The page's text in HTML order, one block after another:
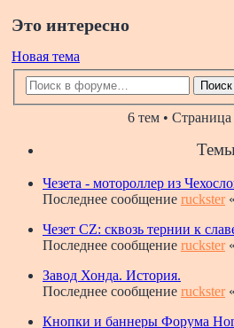
Это интересно
Новая тема
Поиск
6 тем • Страница
Чезета - мотороллер из
Последнее сообщение ruckster«
Чезет CZ: сквозь тернии к
Последнее сообщение ruckster«
Завод Хонда. История.
Последнее сообщение ruckster«
Кнопки и баннеры Форума